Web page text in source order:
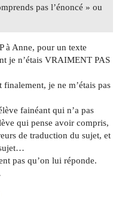
pas l’énoncé » ou
à Anne, pour un texte
je n’étais VRAIMENT PAS
je ne m’étais pas
fainéant qui n’a pas
qui pense avoir compris,
de traduction du sujet, et
pas qu’on lui réponde.